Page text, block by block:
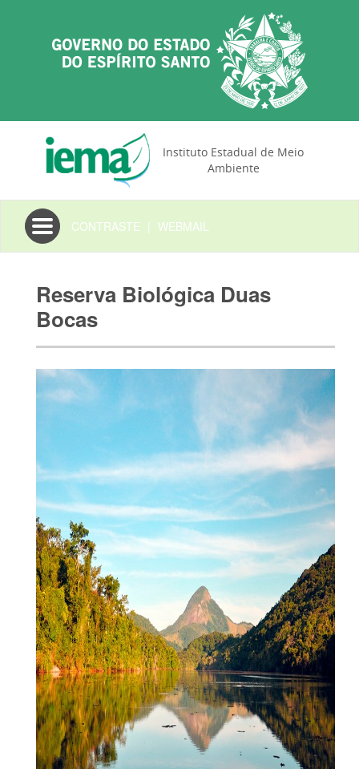
Instituto Estadual de Meio
Ambiente
Toggle
navigation
CONTRASTE | WEBMAIL
Reserva Biológica Duas
Bocas